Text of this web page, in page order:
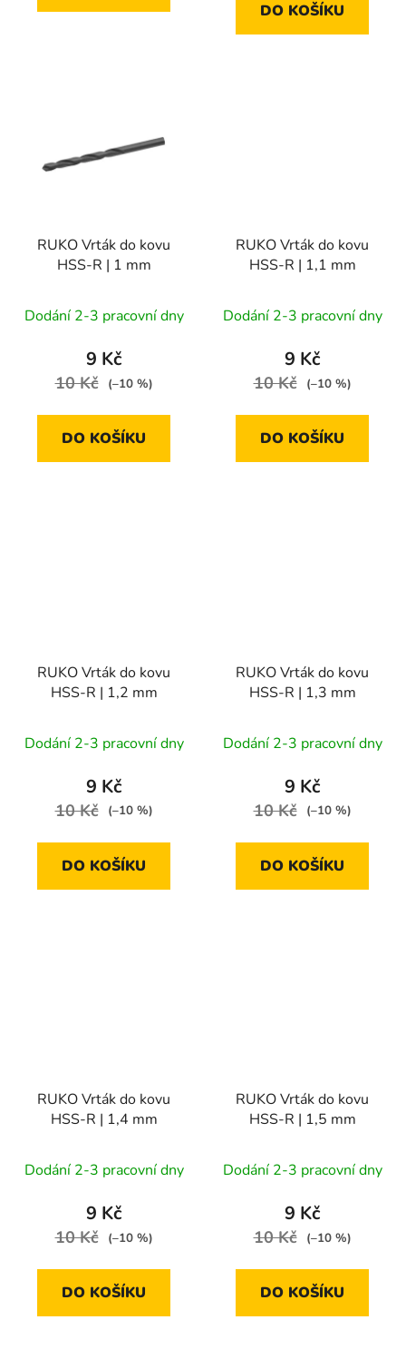
DO KOŠÍKU
RUKO Vrták do kovu
HSS-R | 1 mm
Dodání 2-3 pracovní dny
9 Kč
10 Kč (–10 %)
DO KOŠÍKU
RUKO Vrták do kovu
HSS-R | 1,1 mm
Dodání 2-3 pracovní dny
9 Kč
10 Kč (–10 %)
DO KOŠÍKU
RUKO Vrták do kovu
HSS-R | 1,2 mm
Dodání 2-3 pracovní dny
9 Kč
10 Kč (–10 %)
DO KOŠÍKU
RUKO Vrták do kovu
HSS-R | 1,3 mm
Dodání 2-3 pracovní dny
9 Kč
10 Kč (–10 %)
DO KOŠÍKU
RUKO Vrták do kovu
HSS-R | 1,4 mm
Dodání 2-3 pracovní dny
9 Kč
10 Kč (–10 %)
DO KOŠÍKU
RUKO Vrták do kovu
HSS-R | 1,5 mm
Dodání 2-3 pracovní dny
9 Kč
10 Kč (–10 %)
DO KOŠÍKU